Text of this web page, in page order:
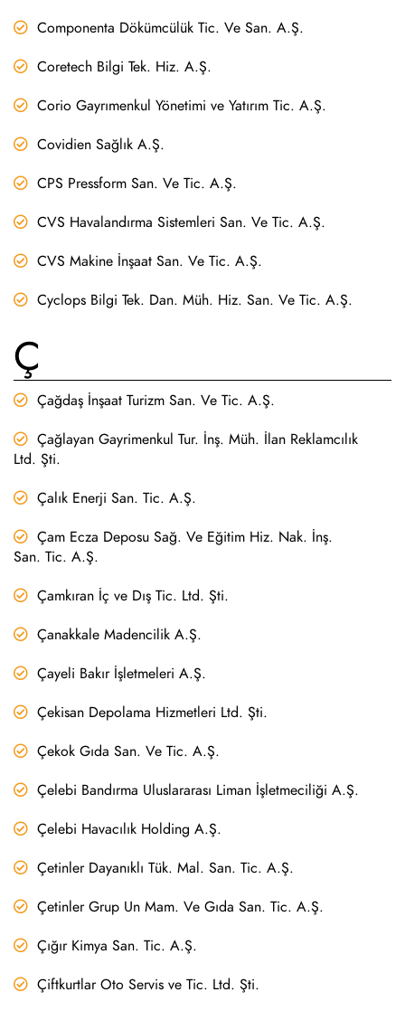
Componenta Dökümcülük Tic. Ve San. A.Ş.
Coretech Bilgi Tek. Hiz. A.Ş.
Corio Gayrımenkul Yönetimi ve Yatırım Tic. A.Ş.
Covidien Sağlık A.Ş.
CPS Pressform San. Ve Tic. A.Ş.
CVS Havalandırma Sistemleri San. Ve Tic. A.Ş.
CVS Makine İnşaat San. Ve Tic. A.Ş.
Cyclops Bilgi Tek. Dan. Müh. Hiz. San. Ve Tic. A.Ş.
Ç
Çağdaş İnşaat Turizm San. Ve Tic. A.Ş.
Çağlayan Gayrimenkul Tur. İnş. Müh. İlan Reklamcılık
Ltd. Şti.
Çalık Enerji San. Tic. A.Ş.
Çam Ecza Deposu Sağ. Ve Eğitim Hiz. Nak. İnş.
San. Tic. A.Ş.
Çamkıran İç ve Dış Tic. Ltd. Şti.
Çanakkale Madencilik A.Ş.
Çayeli Bakır İşletmeleri A.Ş.
Çekisan Depolama Hizmetleri Ltd. Şti.
Çekok Gıda San. Ve Tic. A.Ş.
Çelebi Bandırma Uluslararası Liman İşletmeciliği A.Ş.
Çelebi Havacılık Holding A.Ş.
Çetinler Dayanıklı Tük. Mal. San. Tic. A.Ş.
Çetinler Grup Un Mam. Ve Gıda San. Tic. A.Ş.
Çığır Kimya San. Tic. A.Ş.
Çiftkurtlar Oto Servis ve Tic. Ltd. Şti.